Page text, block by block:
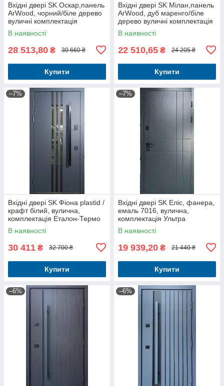
Вхідні двері SK Оскар,панель
ArWood, чорний/біле дерево
вуличні комплектація
Елегант+Терморозрив
В наявності
28 513,80 ₴ 30 660 ₴
Купити
Вхідні двері SK Мілан,панель
ArWood, дуб маренго/біле
дерево вуличні комплектація
Еталон+Терморозрив
В наявності
22 510,65 ₴ 24 205 ₴
Купити
–7%
Вхідні двері SK Фіона plastid /
крафт білий, вулична,
комплектація Еталон-Термо
В наявності
30 411 ₴ 32 700 ₴
Купити
–7%
Вхідні двері SK Еліс, фанера,
емаль 7016, вулична,
комплектація Ультра
В наявності
19 939,20 ₴ 21 440 ₴
Купити
–6% –6%